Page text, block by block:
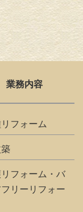
業務内容
フォーム
フォーム・バ
フリーリフォー